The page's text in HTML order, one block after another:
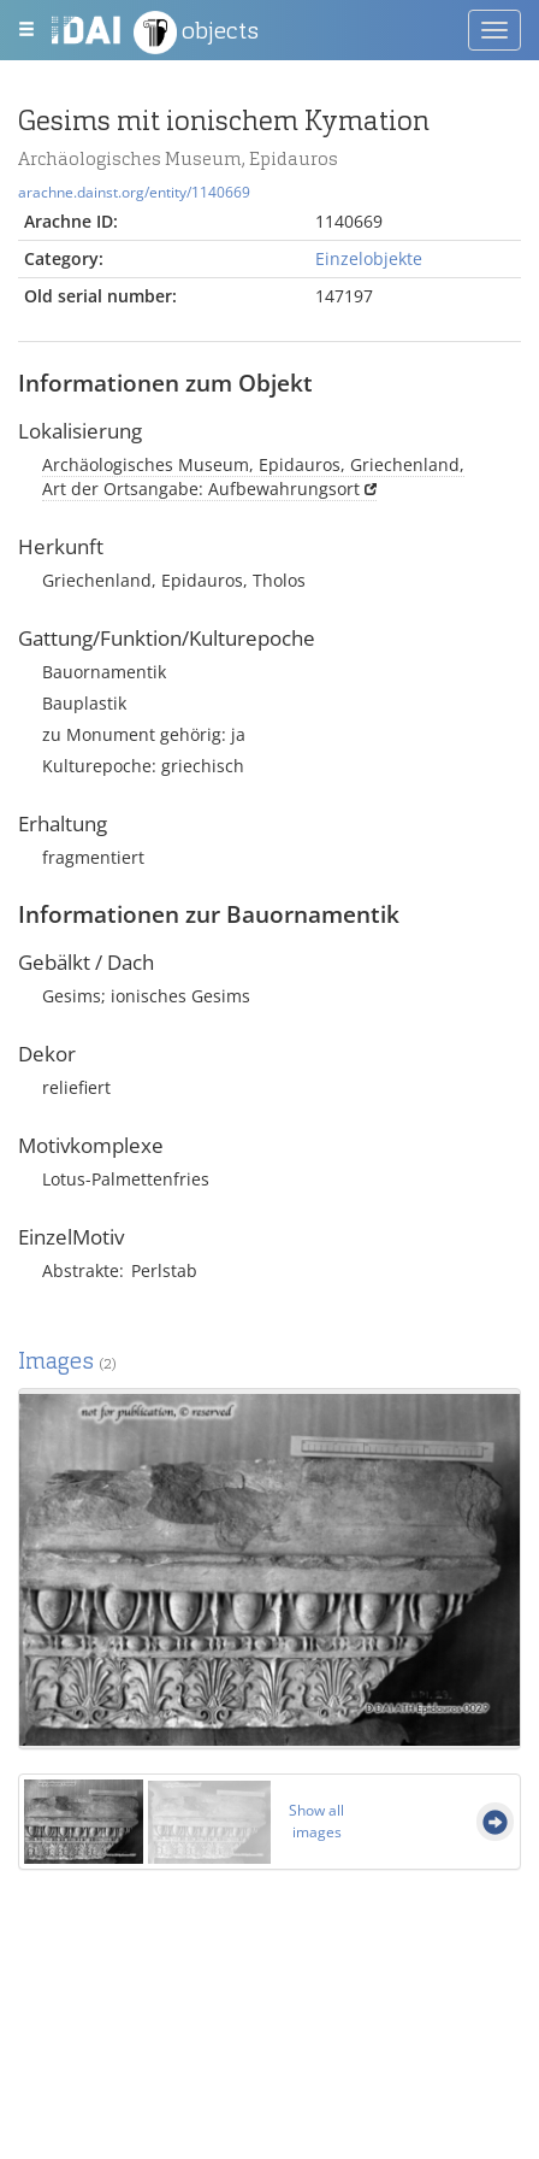
objects
Gesims mit ionischem Kymation
Archäologisches Museum, Epidauros
arachne.dainst.org/entity/1140669
Arachne ID:
1140669
Category:
Einzelobjekte
Old serial number:
147197
Informationen zum Objekt
Lokalisierung
Archäologisches Museum, Epidauros, Griechenland,
Art der Ortsangabe: Aufbewahrungsort
Herkunft
Griechenland, Epidauros, Tholos
Gattung/Funktion/Kulturepoche
Bauornamentik
Bauplastik
zu Monument gehörig: ja
Kulturepoche: griechisch
Erhaltung
fragmentiert
Informationen zur Bauornamentik
Gebälkt / Dach
Gesims; ionisches Gesims
Dekor
reliefiert
Motivkomplexe
Lotus-Palmettenfries
EinzelMotiv
Abstrakte Perlstab
Images (2)
Show all
images